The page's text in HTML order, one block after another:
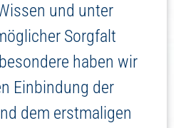
und unter
Sorgfalt
haben wir
Einbindung der
dem erstmaligen